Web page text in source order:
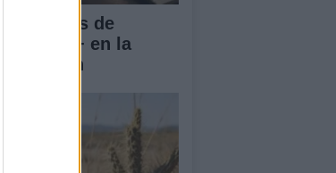
de
en la
de Jaén